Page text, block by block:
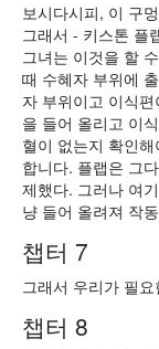
보시다시피, 이 구
그래서 - 키스톤 플
그녀는 이것을 할
때 수혜자 부위에
자 부위이고 이식
을 들어 올리고 이
혈이 없는지 확인
합니다. 플랩은 그
제했다. 그러나 여
냥 들어 올려져 작
챕터 7
그래서 우리가 필
챕터 8